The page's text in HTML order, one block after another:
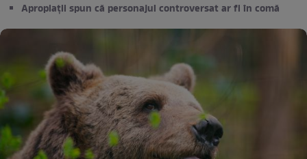
Apropiații spun că personajul controversat ar fi în comă